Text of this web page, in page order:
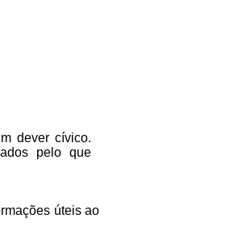
dever cívico.
pelo que
úteisao